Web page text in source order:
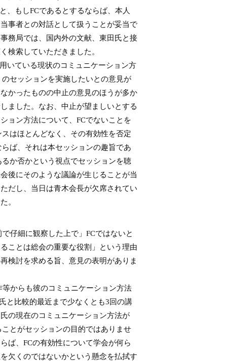
、もしFCであるとするならば、本人
事者との対話として扱うことが妥当で
務局では、国内外の文献、東田氏と接
検索していただきました。
いている現状のコミュニケーション方
セッションを実施したいとの意見が
かったものの中止の意見のほうが多か
ました。なお、中止が望ましいとする
ョン方法について、FCでないことを
はほとんどなく、その有効性を否定
ば、それは本セッションの趣旨であ
か否かという視点でセッションを聴
後にそのような議論が生じることが当
だし、当日は青木会長が欠席されてい
。
仔細に観察した上で」FCではないと
ことは総会の重要な役割」という理由
検討を求める旨、意見の表明がありま
からも彼のコミュニケーション方法
と比較的最近まで少なくとも3回の講
の現在のコミュニケーション方法が
とがセッションの目的ではありませ
ば、FCの有効性について学会が何ら
欠くのではないかという懸念を払拭す